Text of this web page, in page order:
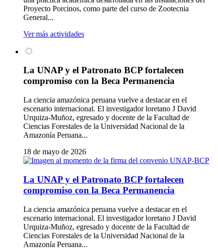
Proyecto Porcinos, como parte del curso de Zootecnia
General...
Ver más actividades
La UNAP y el Patronato BCP fortalecen
compromiso con la Beca Permanencia
La ciencia amazónica peruana vuelve a destacar en el
escenario internacional. El investigador loretano J David
Urquiza-Muñoz, egresado y docente de la Facultad de
Ciencias Forestales de la Universidad Nacional de la
Amazonía Peruana...
18 de mayo de 2026
La UNAP y el Patronato BCP fortalecen
compromiso con la Beca Permanencia
La ciencia amazónica peruana vuelve a destacar en el
escenario internacional. El investigador loretano J David
Urquiza-Muñoz, egresado y docente de la Facultad de
Ciencias Forestales de la Universidad Nacional de la
Amazonía Peruana...